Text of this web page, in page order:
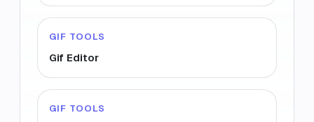
GIF TOOLS
Gif Editor
GIF TOOLS